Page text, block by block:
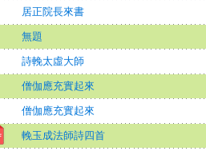
居正院長來書
無題
詩輓太虛大師
僧伽應充實起來
僧伽應充實起來
輓玉成法師詩四首